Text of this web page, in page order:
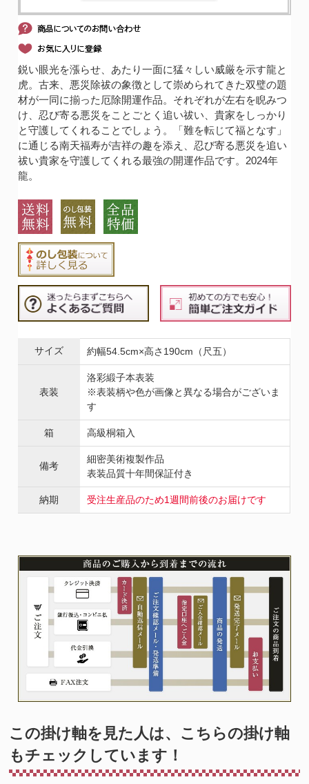
鋭い眼光を漲らせ、あたり一面に猛々しい威厳を示す龍と
虎。古来、悪災除祓の象徴として崇められてきた双璧の題
材が一同に揃った厄除開運作品。それぞれが左右を睨みつ
け、忍び寄る悪災をことごとく追い祓い、貴家をしっかり
と守護してくれることでしょう。「難を転じて福となす」
に通じる南天福寿が吉祥の趣を添え、忍び寄る悪災を追い
祓い貴家を守護してくれる最強の開運作品です。2024年
龍。
サイズ 約幅54.5cm×高さ190cm（尺五）
表装
洛彩緞子本表装
※表装柄や色が画像と異なる場合がございま
す
箱 高級桐箱入
備考
細密美術複製作品
表装品質十年間保証付き
納期 受注生産品のため1週間前後のお届けです
この掛け軸を見た人は、こちらの掛け軸
もチェックしています！